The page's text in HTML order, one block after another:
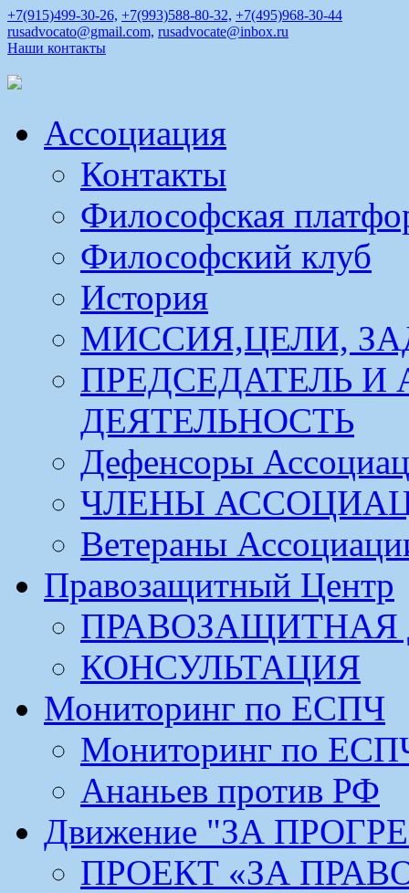
+7(915)499-30-26, +7(993)588-80-32, +7(495)968-30-44
rusadvocato@gmail.com, rusadvocate@inbox.ru
Наши контакты
Ассоциация
Контакты
Философская
Философский клуб
История
МИССИЯ,ЦЕЛИ,
ПРЕДСЕДАТЕЛЬ И
ДЕЯТЕЛЬНОСТЬ
Дефенсоры
ЧЛЕНЫ
Ветераны
Правозащитный Центр
ПРАВОЗАЩИТНАЯ
КОНСУЛЬТАЦИЯ
Мониторинг по ЕСПЧ
Мониторинг по
Ананьев против РФ
Движение "ЗА
ПРОЕКТ «ЗА